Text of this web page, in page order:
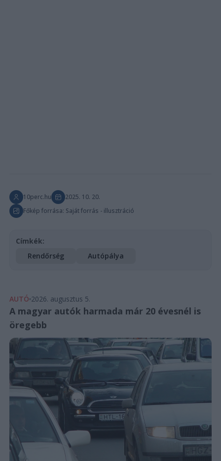
10perc.hu
2025. 10. 20.
Főkép forrása: Saját forrás - illusztráció
Címkék:
Rendőrség
Autópálya
AUTÓ 2026. augusztus 5.
A magyar autók harmada már 20 évesnél is
öregebb